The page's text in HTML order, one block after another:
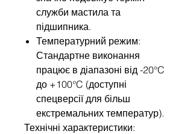
служби мастила та
підшипника.
Температурний режим:
Стандартне виконання
працює в діапазоні від -20°C
до +100°C (доступні
спецверсії для більш
екстремальних температур).
Технічні характеристики: